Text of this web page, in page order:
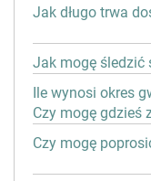
Jak długo trwa
Jak mogę śledzić
Ile wynosi okres
Czy mogę gdzieś
Czy mogę